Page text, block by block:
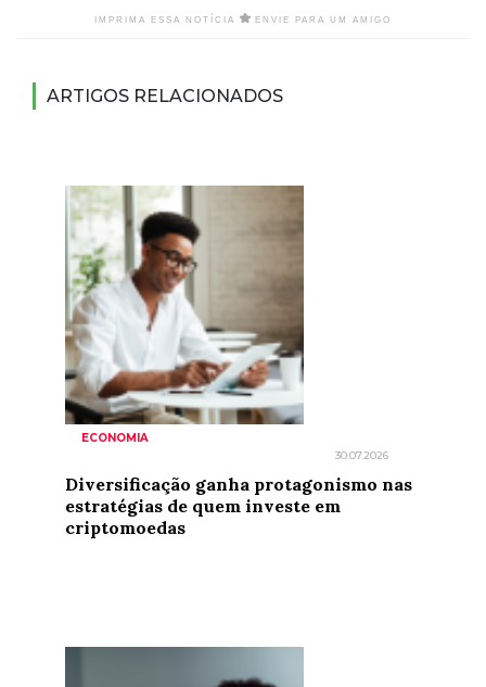
IMPRIMA ESSA NOTÍCIA ENVIE PARA UM AMIGO
ARTIGOS RELACIONADOS
ECONOMIA
30.07.2026
Diversificação ganha protagonismo nas
estratégias de quem investe em
criptomoedas